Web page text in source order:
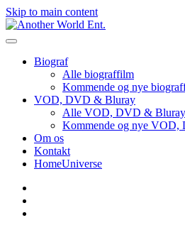
Skip to main content
Biograf
Alle biograffilm
Kommende og nye
VOD, DVD & Bluray
Alle VOD, DVD &
Kommende og nye
Om os
Kontakt
HomeUniverse